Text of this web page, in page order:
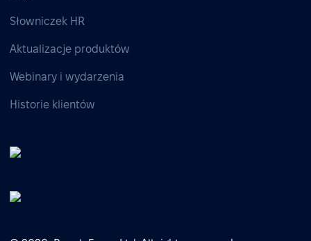
Słowniczek HR
Aktualizacje produktów
Webinary i wydarzenia
Historie klientów